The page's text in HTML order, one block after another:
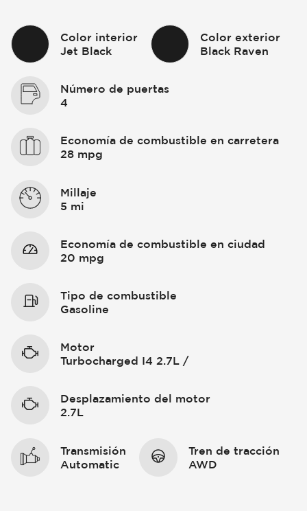
Color interior
Jet Black
Color exterior
Black Raven
Número de puertas
4
Economía de combustible en carretera
28 mpg
Millaje
5 mi
Economía de combustible en ciudad
20 mpg
Tipo de combustible
Gasoline
Motor
Turbocharged I4 2.7L /
Desplazamiento del motor
2.7L
Transmisión
Automatic
Tren de tracción
AWD